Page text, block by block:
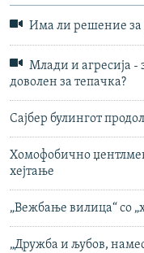
Има ли решение за
Млади и агресија -
доволен за тепачкa?
Сајбер булингот
Хомофобично
хејтање
„Вежбање вилица“ со
„Дружба и љубов,